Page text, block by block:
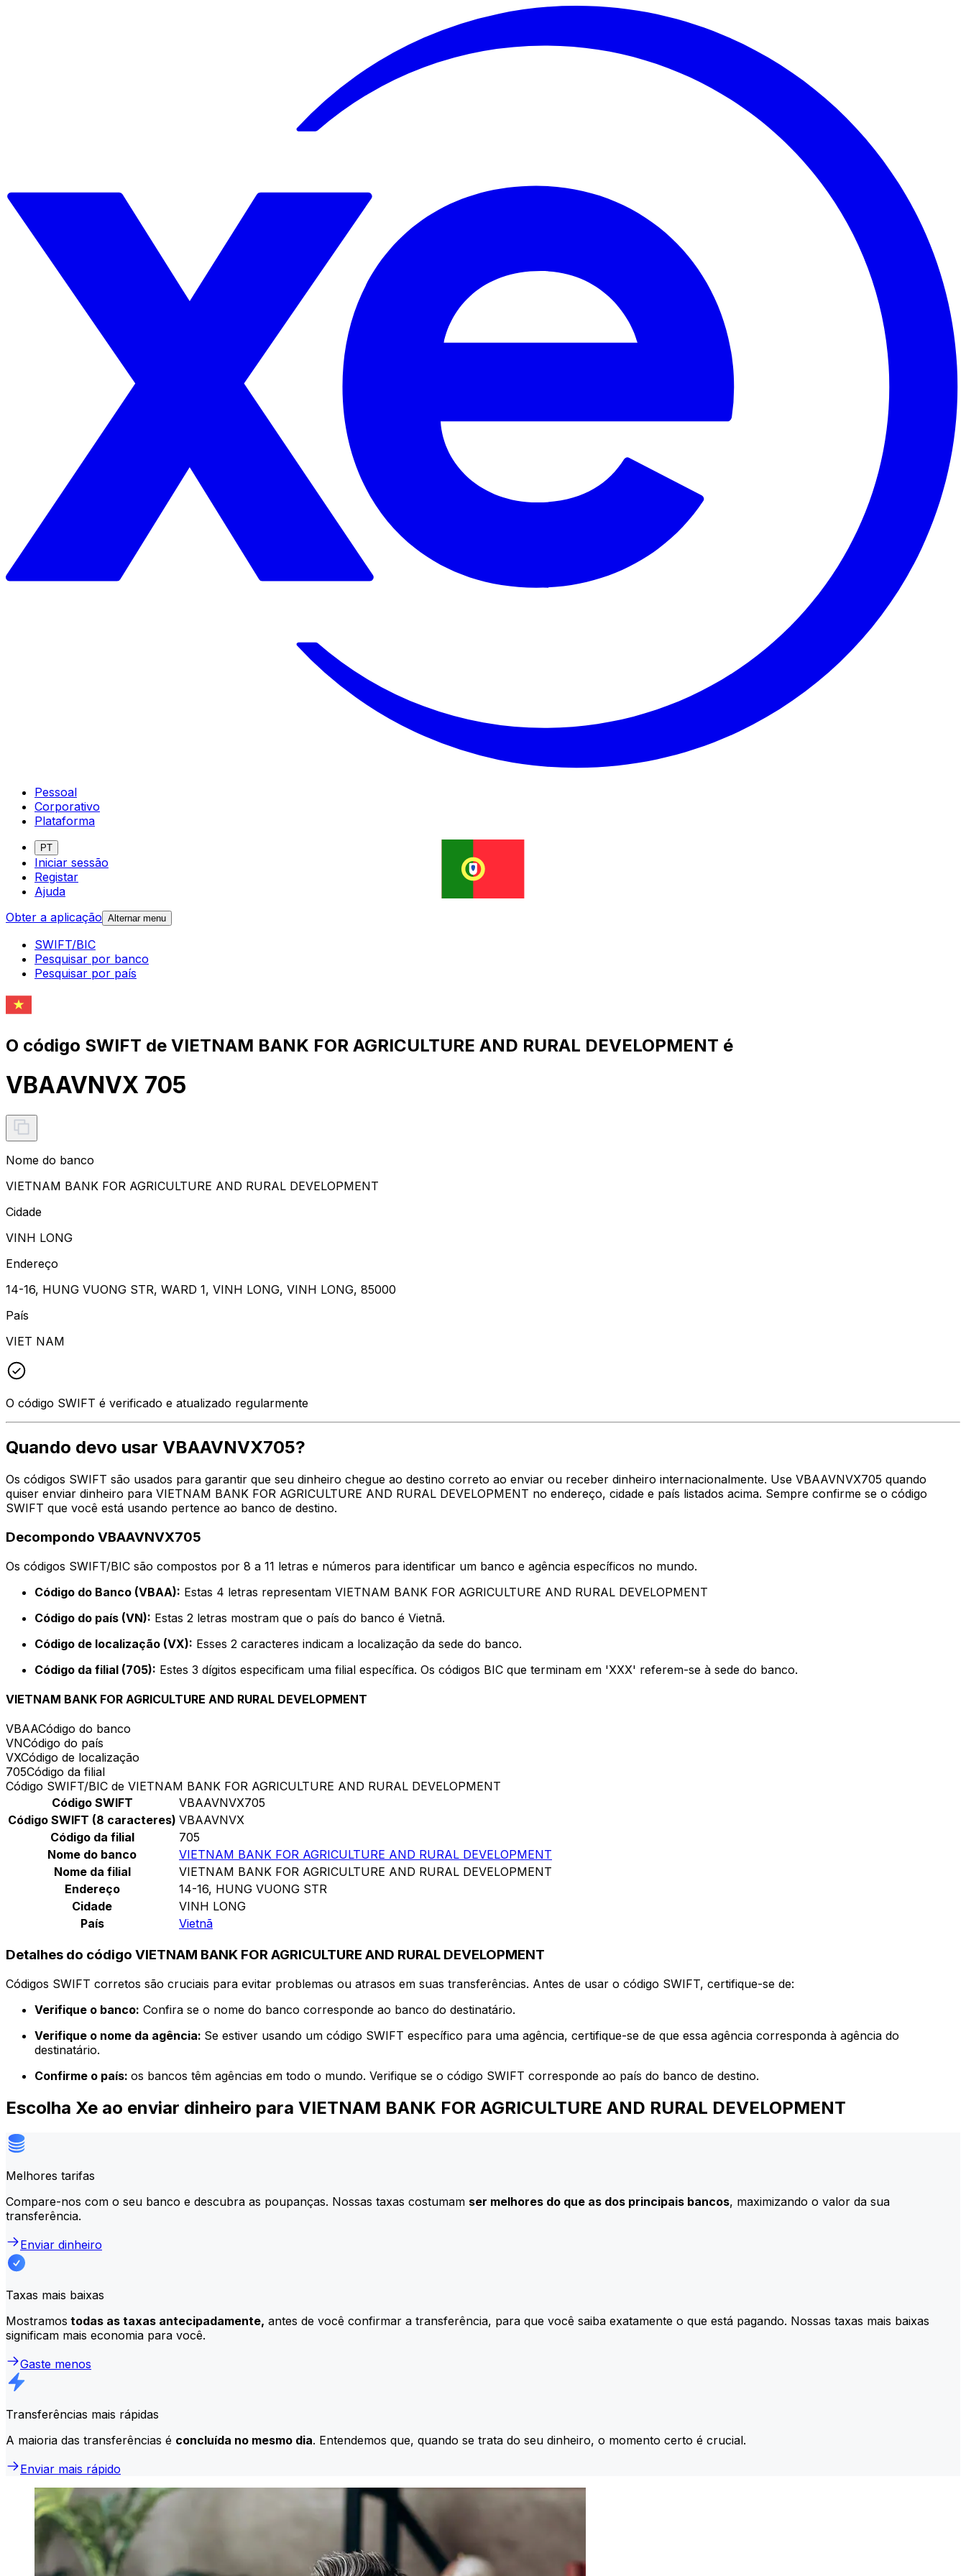
Pessoal
Corporativo
Plataforma
PT
Iniciar sessão
Registar
Ajuda
Obter a aplicação Alternar menu
SWIFT/BIC
Pesquisar por banco
Pesquisar por país
O código SWIFT de VIETNAM BANK FOR AGRICULTURE AND RURAL DEVELOPMENT é
VBAAVNVX 705
Nome do banco
VIETNAM BANK FOR AGRICULTURE AND RURAL DEVELOPMENT
Cidade
VINH LONG
Endereço
14-16, HUNG VUONG STR, WARD 1, VINH LONG, VINH LONG, 85000
País
VIET NAM
O código SWIFT é verificado e atualizado regularmente
Quando devo usar VBAAVNVX705?
Os códigos SWIFT são usados para garantir que seu dinheiro chegue ao destino correto ao enviar ou receber dinheiro internacionalmente. Use VBAAVNVX705 quando
quiser enviar dinheiro para VIETNAM BANK FOR AGRICULTURE AND RURAL DEVELOPMENT no endereço, cidade e país listados acima. Sempre confirme se o código
SWIFT que você está usando pertence ao banco de destino.
Decompondo VBAAVNVX705
Os códigos SWIFT/BIC são compostos por 8 a 11 letras e números para identificar um banco e agência específicos no mundo.
Código do Banco (VBAA): Estas 4 letras representam VIETNAM BANK FOR AGRICULTURE AND RURAL DEVELOPMENT
Código do país (VN): Estas 2 letras mostram que o país do banco é Vietnã.
Código de localização (VX): Esses 2 caracteres indicam a localização da sede do banco.
Código da filial (705): Estes 3 dígitos especificam uma filial específica. Os códigos BIC que terminam em 'XXX' referem-se à sede do banco.
VIETNAM BANK FOR AGRICULTURE AND RURAL DEVELOPMENT
VBAACódigo do banco
VNCódigo do país
VXCódigo de localização
705Código da filial
Código SWIFT/BIC de VIETNAM BANK FOR AGRICULTURE AND RURAL DEVELOPMENT
Código SWIFT
VBAAVNVX705
Código SWIFT (8 caracteres) VBAAVNVX
Código da filial
705
Nome do banco
VIETNAM BANK FOR AGRICULTURE AND RURAL DEVELOPMENT
Nome da filial
VIETNAM BANK FOR AGRICULTURE AND RURAL DEVELOPMENT
Endereço
14-16, HUNG VUONG STR
Cidade
VINH LONG
País
Vietnã
Detalhes do código VIETNAM BANK FOR AGRICULTURE AND RURAL DEVELOPMENT
Códigos SWIFT corretos são cruciais para evitar problemas ou atrasos em suas transferências. Antes de usar o código SWIFT, certifique-se de:
Verifique o banco: Confira se o nome do banco corresponde ao banco do destinatário.
Verifique o nome da agência: Se estiver usando um código SWIFT específico para uma agência, certifique-se de que essa agência corresponda à agência do
destinatário.
Confirme o país: os bancos têm agências em todo o mundo. Verifique se o código SWIFT corresponde ao país do banco de destino.
Escolha Xe ao enviar dinheiro para VIETNAM BANK FOR AGRICULTURE AND RURAL DEVELOPMENT
Melhores tarifas
Compare-nos com o seu banco e descubra as poupanças. Nossas taxas costumam ser melhores do que as dos principais bancos, maximizando o valor da sua
transferência.
Enviar dinheiro
Taxas mais baixas
Mostramos todas as taxas antecipadamente, antes de você confirmar a transferência, para que você saiba exatamente o que está pagando. Nossas taxas mais baixas
significam mais economia para você.
Gaste menos
Transferências mais rápidas
A maioria das transferências é concluída no mesmo dia. Entendemos que, quando se trata do seu dinheiro, o momento certo é crucial.
Enviar mais rápido